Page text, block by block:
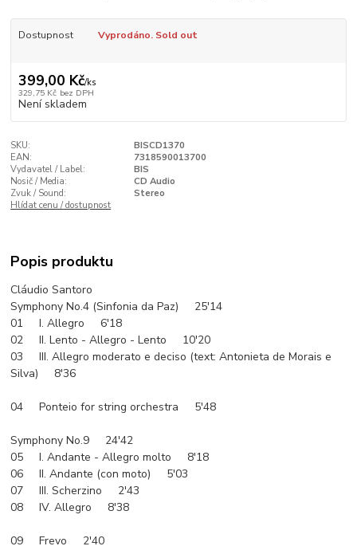
Dostupnost Vyprodáno. Sold out
399,00 Kč/ks
329,75 Kč bez DPH
Není skladem
SKU:
BISCD1370
EAN:
7318590013700
Vydavatel / Label:
BIS
Nosič / Media:
CD Audio
Zvuk / Sound:
Stereo
Hlídat cenu / dostupnost
Popis produktu
Cláudio Santoro
Symphony No.4 (Sinfonia da Paz) 25'14
01 I. Allegro 6'18
02 II. Lento - Allegro - Lento 10'20
03 III. Allegro moderato e deciso (text: Antonieta de Morais e
Silva) 8'36
04 Ponteio for string orchestra 5'48
Symphony No.9 24'42
05 I. Andante - Allegro molto 8'18
06 II. Andante (con moto) 5'03
07 III. Scherzino 2'43
08 IV. Allegro 8'38
09 Frevo 2'40